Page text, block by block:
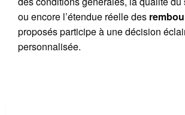
ou encore l’étendue réelle des
proposés participe à une décision
personnalisée.